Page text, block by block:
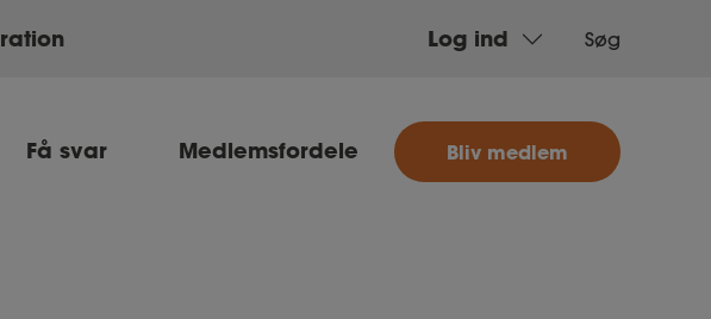
Log ind
Ase
Søg
Få svar Medlemsfordele Bliv medlem